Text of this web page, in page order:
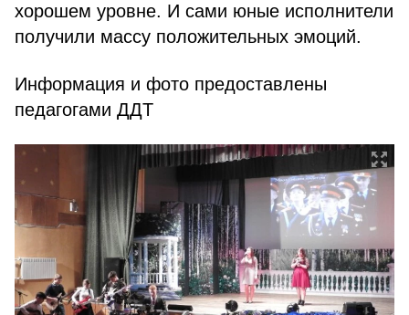
хорошем уровне. И сами юные исполнители
получили массу положительных эмоций.
Информация и фото предоставлены
педагогами ДДТ